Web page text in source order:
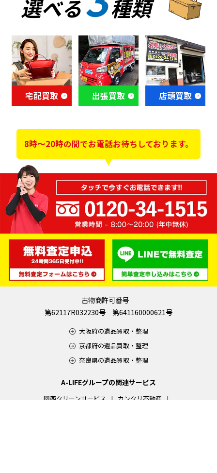
選べる 種類
宅配買取 出張買取 店頭買取
8時～20時の間でお電話お待ちしております。
古物商許可番号
第62117R032230号 第641160000621号
大阪府の遺品買取・整理
京都府の遺品買取・整理
奈良県の遺品買取・整理
A-LIFEグループの関連サービス
関西クリーンサービス
カンクリ不動産